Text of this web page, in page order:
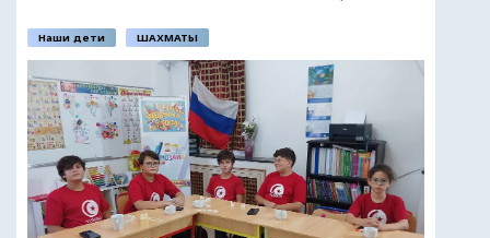
Наши дети ШАХМАТЫ